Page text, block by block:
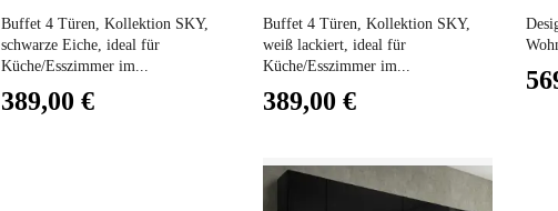
Buffet 4 Türen, Kollektion SKY,
schwarze Eiche, ideal für
Küche/Esszimmer im...
389,00 €
Buffet 4 Türen, Kollektion SKY,
weiß lackiert, ideal für
Küche/Esszimmer im...
389,00 €